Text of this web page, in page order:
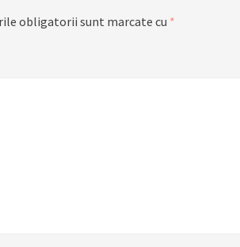
obligatorii sunt marcate cu *